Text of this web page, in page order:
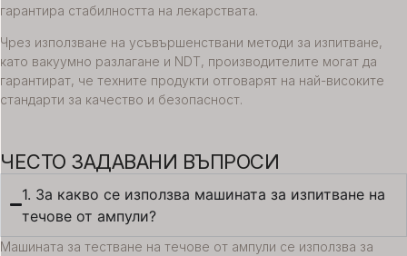
гарантира стабилността на лекарствата.
Чрез използване на усъвършенствани методи за изпитване,
като вакуумно разлагане и NDT, производителите могат да
гарантират, че техните продукти отговарят на най-високите
стандарти за качество и безопасност.
ЧЕСТО ЗАДАВАНИ ВЪПРОСИ
1. За какво се използва машината за изпитване на
течове от ампули?
Машината за тестване на течове от ампули се използва за